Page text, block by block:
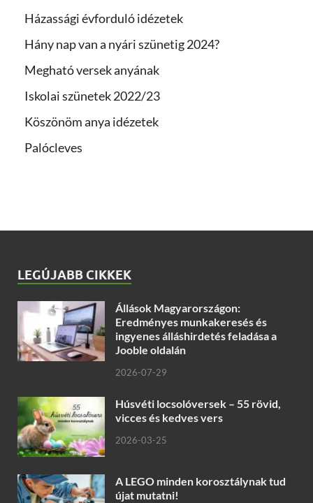
Házassági évforduló idézetek
Hány nap van a nyári szünetig 2024?
Megható versek anyának
Iskolai szünetek 2022/23
Köszönöm anya idézetek
Palócleves
LEGÚJABB CIKKEK
Állások Magyarországon:
Eredményes munkakeresés és
ingyenes álláshirdetés feladása a
Jooble oldalán
2026-07-29
Húsvéti locsolóversek – 55 rövid,
vicces és kedves vers
2026-03-25
A LEGO minden korosztálynak tud
újat mutatni!